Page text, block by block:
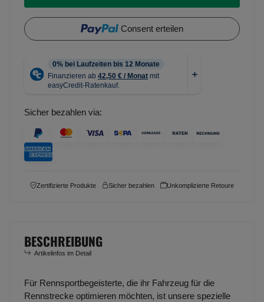
Consent erteilen
Sicher bezahlen via:
Zertifizierte Produkte Sicher bezahlen Unkomplizierte Retoure
BESCHREIBUNG
Artikelinfos im Detail
Für Rennsportbegeisterte, die ihr Fahrzeug für die
Rennstrecke optimieren möchten, ist unsere spezielle